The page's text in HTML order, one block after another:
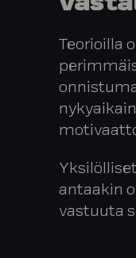
Teorioilla
antaakin
vastuuta